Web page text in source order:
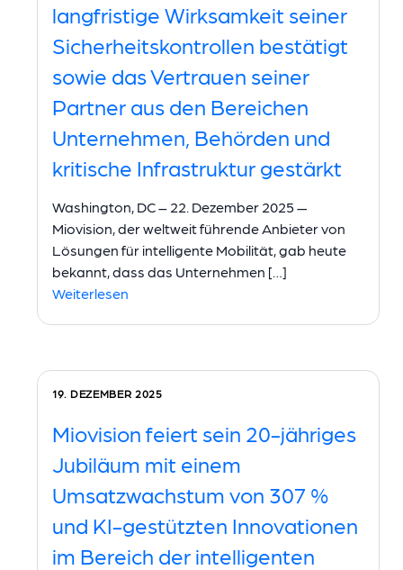
langfristige Wirksamkeit seiner
Sicherheitskontrollen bestätigt
sowie das Vertrauen seiner
Partner aus den Bereichen
Unternehmen, Behörden und
kritische Infrastruktur gestärkt
Washington, DC – 22. Dezember 2025 —
Miovision, der weltweit führende Anbieter von
Lösungen für intelligente Mobilität, gab heute
bekannt, dass das Unternehmen […]
Weiterlesen
19. DEZEMBER 2025
Miovision feiert sein 20-jähriges
Jubiläum mit einem
Umsatzwachstum von 307 %
und KI-gestützten Innovationen
im Bereich der intelligenten